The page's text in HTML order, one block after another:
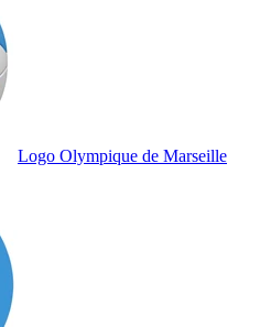
Logo Olympique de Marseille